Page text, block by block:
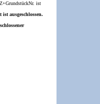
ist
ist ausgeschlossen.